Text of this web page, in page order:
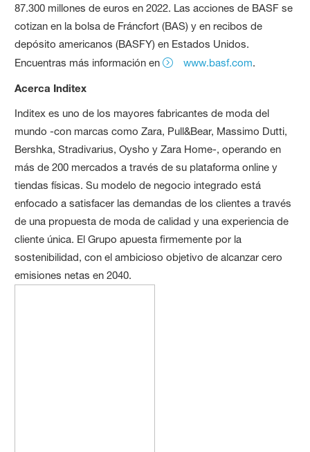
87.300 millones de euros en 2022. Las acciones de BASF se
cotizan en la bolsa de Fráncfort (BAS) y en recibos de
depósito americanos (BASFY) en Estados Unidos.
Encuentras más información en
www.basf.com.
Acerca Inditex
Inditex es uno de los mayores fabricantes de moda del
mundo -con marcas como Zara, Pull&Bear, Massimo Dutti,
Bershka, Stradivarius, Oysho y Zara Home-, operando en
más de 200 mercados a través de su plataforma online y
tiendas físicas. Su modelo de negocio integrado está
enfocado a satisfacer las demandas de los clientes a través
de una propuesta de moda de calidad y una experiencia de
cliente única. El Grupo apuesta firmemente por la
sostenibilidad, con el ambicioso objetivo de alcanzar cero
emisiones netas en 2040.